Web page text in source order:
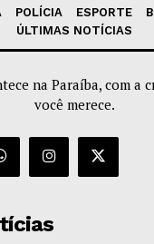
POLÍCIA ESPORTE
ÚLTIMAS NOTÍCIAS
na Paraíba, com a
você merece.